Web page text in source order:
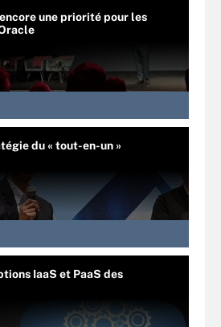
une priorité pour les
du « tout-en-un »
IaaS et PaaS des